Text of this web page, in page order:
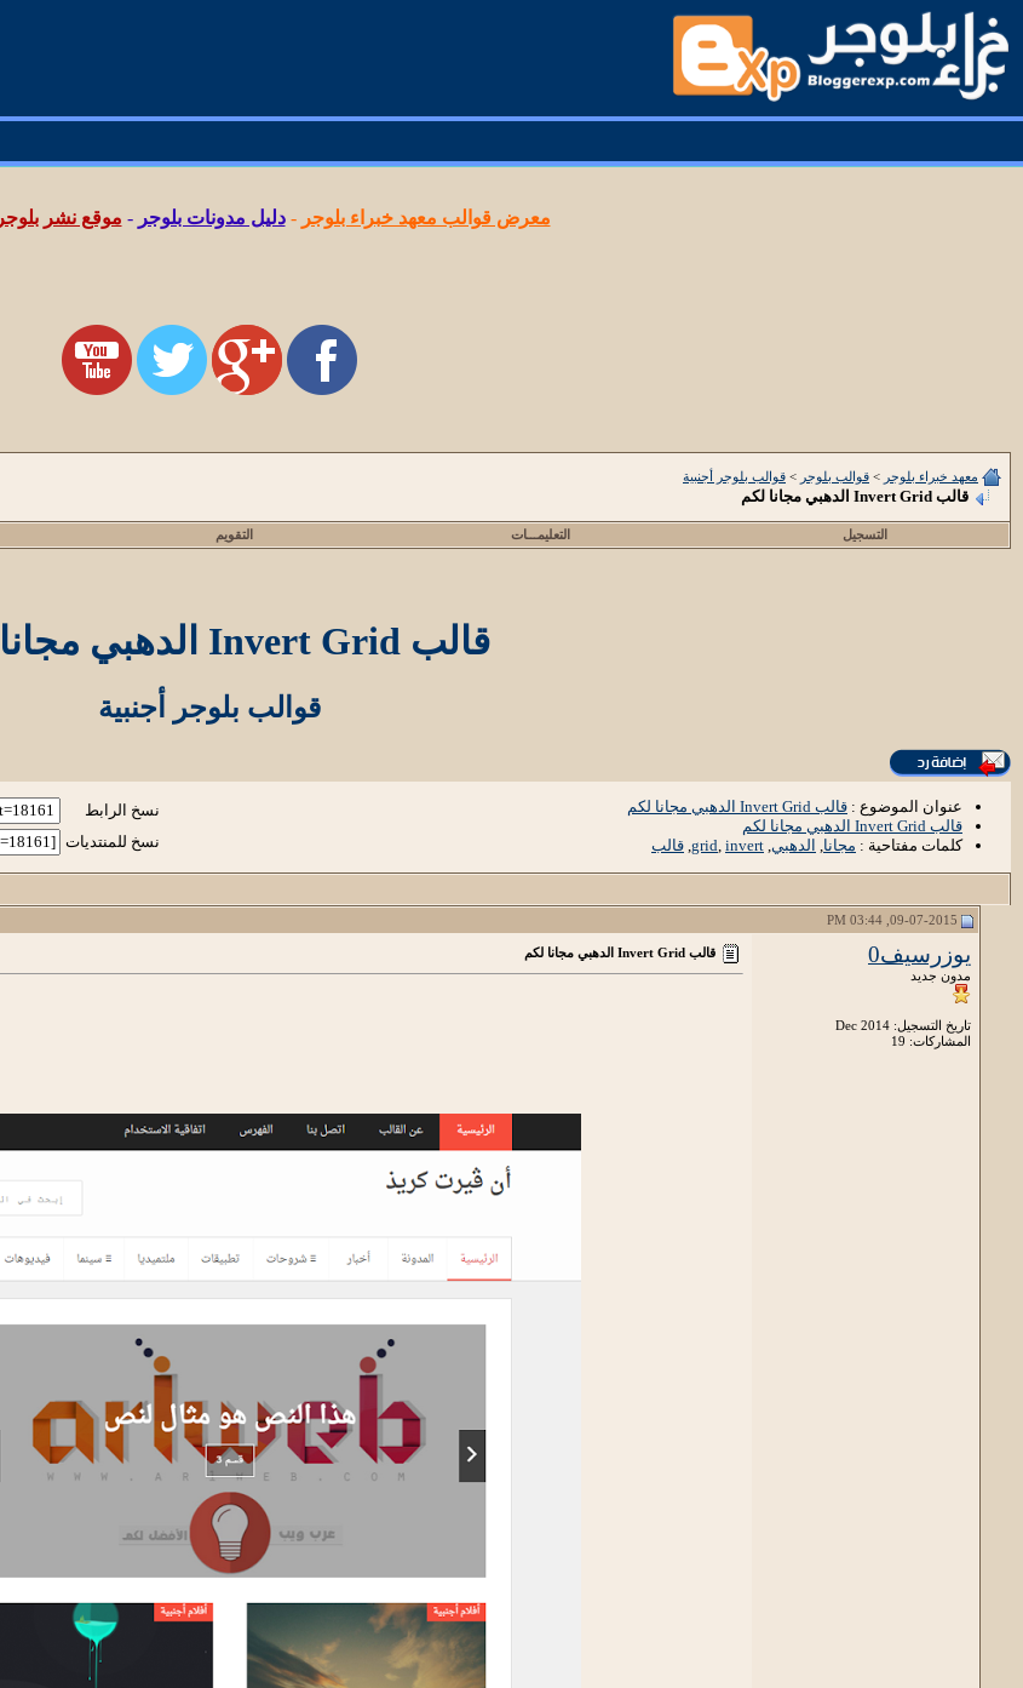
معرض قوالب معهد خبراء بلوجر -دليل مدونات بلوجر - موقع نشر بلوجر
معهد خبراء بلوجر > قوالب بلوجر > قوالب بلوجر أجنبية
قالب Invert Grid الدهبي مجانا لكم
التسجيل التعليمـــات التقويم
قالب Invert Grid الدهبي مجانا لكم
قوالب بلوجر أجنبية
عنوان الموضوع : قالب Invert Grid الدهبي مجانا لكم
قالب Invert Grid الدهبي مجانا لكم
كلمات مفتاحية : مجانا, الدهبي,
grid, invert
, قالب
نسخ الرابط
نسخ للمنتديات
يوزرسيف0
مدون جديد
تاريخ التسجيل: Dec 2014
المشاركات: 19
قالب Invert Grid الدهبي مجانا لكم